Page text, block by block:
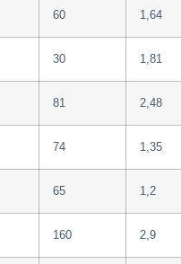
60 1,64
30 1,81
81 2,48
74 1,35
65 1,2
160 2,9